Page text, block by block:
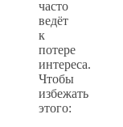
часто
ведёт
к
потере
интереса.
Чтобы
избежать
этого: